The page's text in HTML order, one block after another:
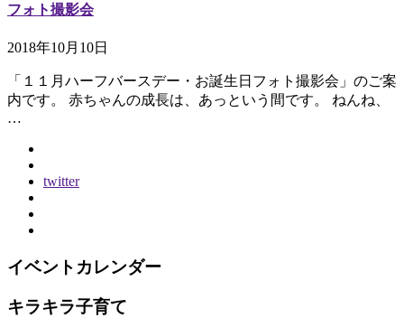
フォト撮影会
2018年10月10日
「１１月ハーフバースデー・お誕生日フォト撮影会」のご案
内です。 赤ちゃんの成長は、あっという間です。 ねんね、
…
twitter
イベントカレンダー
キラキラ子育て